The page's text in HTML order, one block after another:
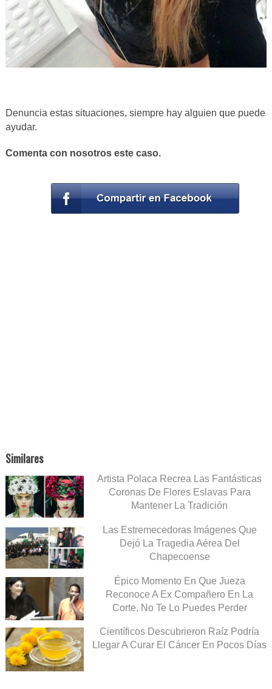
Denuncia estas situaciones, siempre hay alguien que puede
ayudar.
Comenta con nosotros este caso.
Similares
Artista Polaca Recrea Las Fantásticas
Coronas De Flores Eslavas Para
Mantener La Tradición
Las Estremecedoras Imágenes Que
Dejó La Tragedia Aérea Del
Chapecoense
Épico Momento En Que Jueza
Reconoce A Ex Compañero En La
Corte, No Te Lo Puedes Perder
Científicos Descubrieron Raíz Podría
Llegar A Curar El Cáncer En Pocos Días